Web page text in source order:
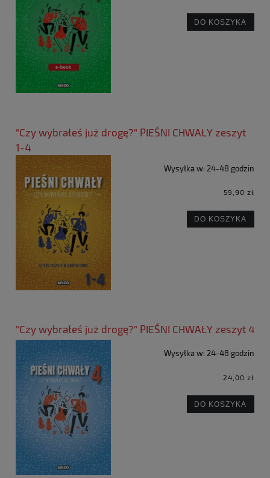
DO KOSZYKA
"Czy wybrałeś już drogę?" PIEŚNI CHWAŁY zeszyt
1-4
Wysyłka w: 24-48 godzin
59,90 zł
DO KOSZYKA
"Czy wybrałeś już drogę?" PIEŚNI CHWAŁY zeszyt 4
Wysyłka w: 24-48 godzin
24,00 zł
DO KOSZYKA